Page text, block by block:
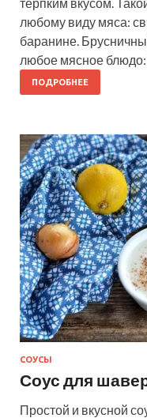
любому виду мяса:
баранине.
любое мясное блюдо:
ПОДРОБНЕЕ
СОУСЫ
Соус для
Простой и вкусной